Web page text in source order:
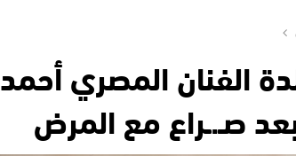
الفنان المصري أحمد
صـ.ـراع مع المرض